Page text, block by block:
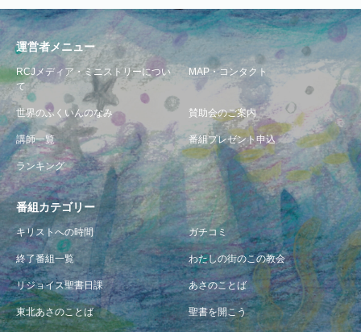
運営者メニュー
RCJメディア・ミニストリーについ
て
MAP・コンタクト
世界のふくいんのなみ 賛助会のご案内
講師一覧 番組プレゼント申込
ランキング
番組カテゴリー
キリストへの時間 ガチコミ
終了番組一覧 わたしの街のこの教会
リジョイス聖書日課 あさのことば
東北あさのことば 聖書を開こう